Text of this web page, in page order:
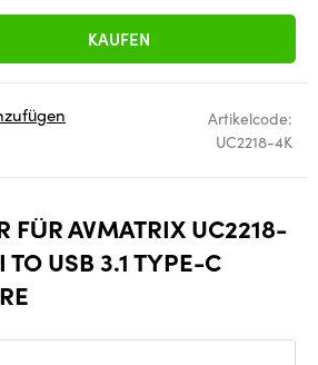
KAUFEN
Artikelcode:
UC2218-4K
FÜR AVMATRIX UC2218-
USB 3.1 TYPE-C